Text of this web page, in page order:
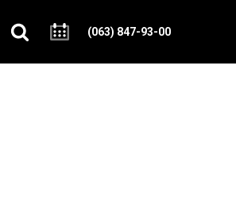
(063) 847-93-00